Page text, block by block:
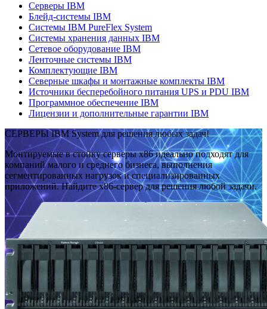
Серверы IBM
Блейд-системы IBM
Системы IBM PureFlex System
Системы хранения данных IBM
Сетевое оборудование IBM
Ленточные системы IBM
Комплектующие IBM
Северные шкафы и монтажные комплекты IBM
Источники бесперебойного питания UPS и PDU IBM
Программное обеспечение IBM
Лицензии и дополнительные гарантии IBM
СЕРВЕРЫ IBM System для решения любых задач!
Монтируемые в стойку серверы x86 идеально подходят для
компаний малого и среднего бизнеса, выполнения
сегментированных нагрузок и специализированных
приложений. Найдите x86-сервер для решения любой задачи.